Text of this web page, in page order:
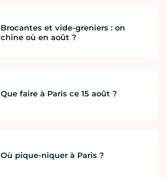
Brocantes et vide-greniers : on
chine où en août ?
Que faire à Paris ce 15 août ?
Où pique-niquer à Paris ?